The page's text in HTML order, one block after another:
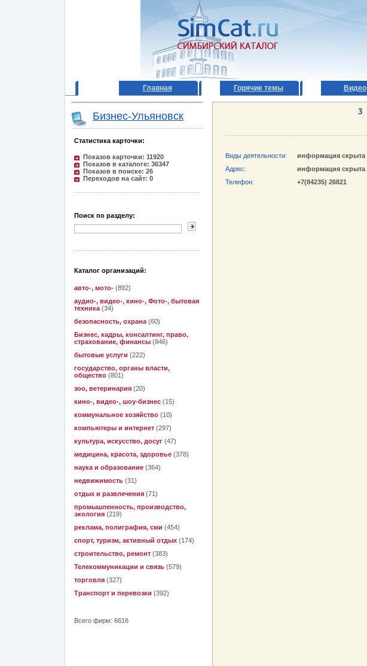
Главная Горячие темы Видео
Бизнес-Ульяновск
Статистика карточки:
Показов карточки: 11920
Показов в каталоге: 36347
Показов в поиске: 26
Переходов на сайт: 0
Поиск по разделу:
Каталог организаций:
авто-, мото- (892)
аудио-, видео-, кино-, Фото-, бытовая
техника (34)
безопасность, охрана (60)
Бизнес, кадры, консалтинг, право,
страхование, финансы (846)
бытовые услуги (222)
государство, органы власти,
общество (801)
зоо, ветеринария (20)
кино-, видео-, шоу-бизнес (15)
коммунальное хозяйство (10)
компьютеры и интернет (297)
культура, искусство, досуг (47)
медицина, красота, здоровье (378)
наука и образование (364)
недвижимость (31)
отдых и развлечения (71)
промышленность, производство,
экология (219)
реклама, полиграфия, сми (454)
спорт, туризм, активный отдых (174)
строительство, ремонт (383)
Телекоммуникации и связь (579)
торговля (327)
Транспорт и перевозки (392)
Всего фирм: 6616
3
Виды деятельности:
информация скрыта
Адрес:
информация скрыта
Телефон:
+7(84235) 26821